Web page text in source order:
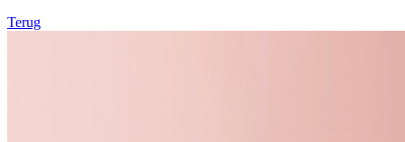
Terug